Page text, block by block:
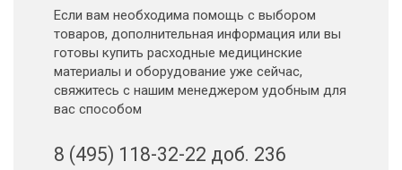
Если вам необходима помощь с выбором
товаров, дополнительная информация или вы
готовы купить расходные медицинские
материалы и оборудование уже сейчас,
свяжитесь с нашим менеджером удобным для
вас способом
8 (495) 118-32-22 доб. 236